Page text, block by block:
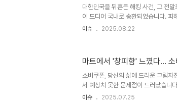
미, 에코백스 등 3개 제품에서 보안
카메라와..
대한민국을 뒤흔든 해킹 사건, 그 전
이 드디어 국내로 송환되었습니다.
(BTS)의 정국을 비롯해 유명 연예인,
했습니다. 이들은 수집한 개인 정보로
가상 자산 계정에서 예금을 빼돌리는
이슈 2025.08.22
마트에서 '창피함' 느꼈다…
소비쿠폰, 당신의 삶에 드리운 그림자
서 예상치 못한 문제점이 드러났습니
액을 표기하거나, 카드 색상을 다르게
이슈 2025.07.25